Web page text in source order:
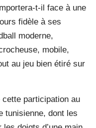
t-il face à une
fidèle à ses
moderne,
mobile,
au jeu bien étiré sur
participation au
tunisienne, dont les